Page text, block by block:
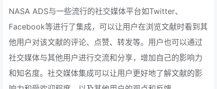
NASA ADS与一些流行的社交媒体平台如Twitter、
Facebook等进行了集成，可以让用户在浏览文献时看到其
他用户对该文献的评论、点赞、转发等。用户也可以通过
社交媒体与其他用户进行交流和分享，增加自己的影响力
和知名度。社交媒体集成可以让用户更好地了解文献的影